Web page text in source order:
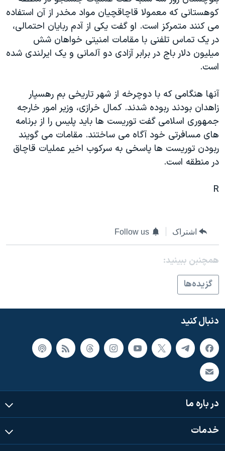
فرهنگ و زندگی
حقوق شهروندی
اقتصادی
علم و فناوری
گالری عکس
آرشیو پخش زنده
مستندها
انتخابات ریاست جمهوری آمریکا ۲۰۲۴
حمله جمهوری اسلامی به اسرائیل
رمز مهسا
اعتراضات زن، زندگی، آزادی
مجموعه مستندهای دادخواهی
تریبونال مردمی آبان ۹۸
دادگاه حمید نوری
اسرائیل در جنگ
نرگس محمدی برنده جایزه نوبل صلح
همایش محافظه‌کاران آمریکا «سی‌پک»
صفحه‌های ویژه
دنبال کنید
کوهستانی که معمولا قاچاقچيان مواد مخدر از آن استفاده
می کنند متمرکز است. او گفت يکی از آدم ربايان احتمالی،
در يک تماس تلفنی با مقامات امنيتی خواهان شش
ميليون دلار باج در برابر آزادی دو آلمانی و يک ايرلندی شده
است.
آنها هنگامی که با دوچرخه از شهر تاريخی بم رهسپار
زاهدان بودند ربوده شدند. کمال خرازی، وزير امور خارجه
جمهوری اسلامی گفت توريست ها بايد پليس را از برنامه
های مسافرتی خود آگاه می ساختند. مقامات می گويند
ربودن توريست ها پاسخی به سرکوب اخير عمليات قاچاق
در منطقه است.
R
اشتراک Follow us
همچنبن ببینید:
گزيده‌ها
دنبال کنید
در باره ما
خدمات